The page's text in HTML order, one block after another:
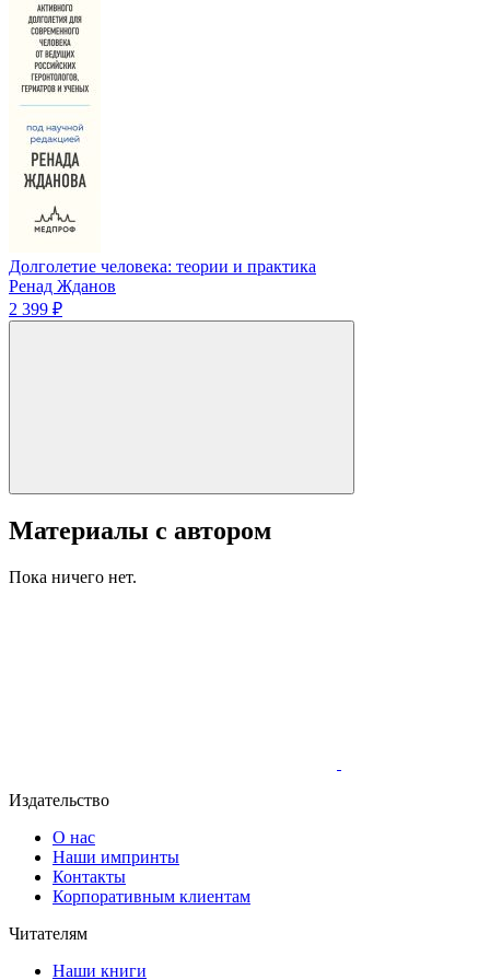
Долголетие человека: теории и практика
Ренад Жданов
2 399 ₽
Материалы с автором
Пока ничего нет.
Издательство
О нас
Наши импринты
Контакты
Корпоративным клиентам
Читателям
Наши книги